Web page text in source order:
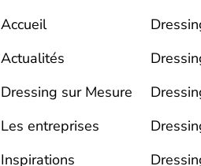
Accueil
Actualités
Dressing sur Mesure
Les entreprises
Inspirations